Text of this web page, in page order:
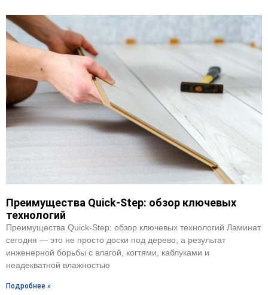
Преимущества Quick-Step: обзор ключевых
технологий
Преимущества Quick‑Step: обзор ключевых технологий Ламинат
сегодня — это не просто доски под дерево, а результат
инженерной борьбы с влагой, когтями, каблуками и
неадекватной влажностью
Подробнее »